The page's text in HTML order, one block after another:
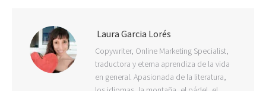
Laura Garcia Lorés
Copywriter, Online Marketing Specialist,
traductora y eterna aprendiza de la vida
en general. Apasionada de la literatura,